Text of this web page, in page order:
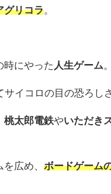
グリコラ
時にやった 人生ゲーム
イコロの目の恐ろし
桃太郎電鉄やいただき
を広め、ボードゲーム